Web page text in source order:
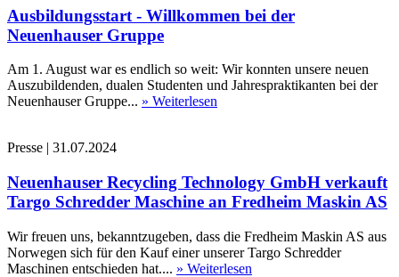
Ausbildungsstart - Willkommen bei der
Neuenhauser Gruppe
Am 1. August war es endlich so weit: Wir konnten unsere neuen
Auszubildenden, dualen Studenten und Jahrespraktikanten bei der
Neuenhauser Gruppe... » Weiterlesen
Presse | 31.07.2024
Neuenhauser Recycling Technology GmbH verkauft
Targo Schredder Maschine an Fredheim Maskin AS
Wir freuen uns, bekanntzugeben, dass die Fredheim Maskin AS aus
Norwegen sich für den Kauf einer unserer Targo Schredder
Maschinen entschieden hat.... » Weiterlesen